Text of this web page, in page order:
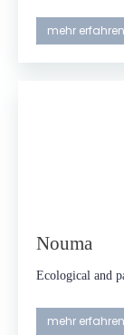
mehr erfahren
Nouma
Ecological and
mehr erfahren